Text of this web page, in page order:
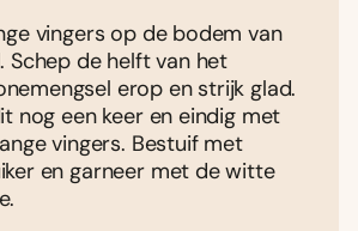
vingers op de bodem van
Schep de helft van het
erop en strijk glad.
nog een keer en eindig met
vingers. Bestuif met
en garneer met de witte